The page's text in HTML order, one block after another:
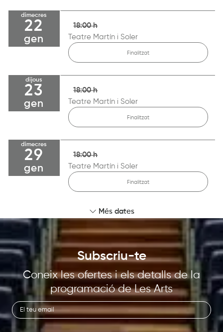
dimecres
22
gen
18:00 h
Teatre Martín i Soler
Finalitzat
dijous
23
gen
18:00 h
Teatre Martín i Soler
Finalitzat
dimecres
29
gen
18:00 h
Teatre Martín i Soler
Finalitzat
Més dates
Subscriu-te
Coneix les ofertes i els detalls de la
programació de Les Arts